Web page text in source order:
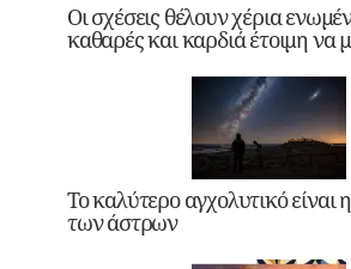
Οι σχέσεις θέλουν χέρια
καθαρές και καρδιά έτοιμη να
Το καλύτερο αγχολυτικό
των άστρων